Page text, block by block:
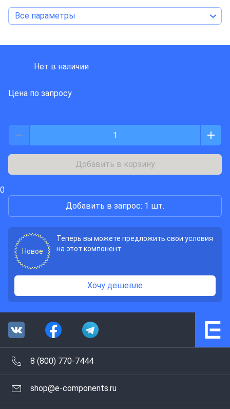
Все параметры
Нет в наличии
Цена по запросу
Добавить в корзину
0
Добавить в запрос: 1 шт.
Новое
Теперь вы можете предложить свои условия
на этот компонент:
Хочу дешевле
8 (800) 770-7444
shop@e-components.ru